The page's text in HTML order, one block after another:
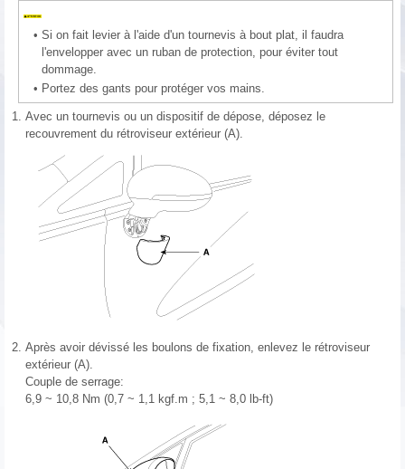
• Si on fait levier à l'aide d'un tournevis à bout plat, il faudra
l'envelopper avec un ruban de protection, pour éviter tout
dommage.
• Portez des gants pour protéger vos mains.
1. Avec un tournevis ou un dispositif de dépose, déposez le
recouvrement du rétroviseur extérieur (A).
2. Après avoir dévissé les boulons de fixation, enlevez le rétroviseur
extérieur (A).
Couple de serrage:
6,9 ~ 10,8 Nm (0,7 ~ 1,1 kgf.m ; 5,1 ~ 8,0 lb-ft)